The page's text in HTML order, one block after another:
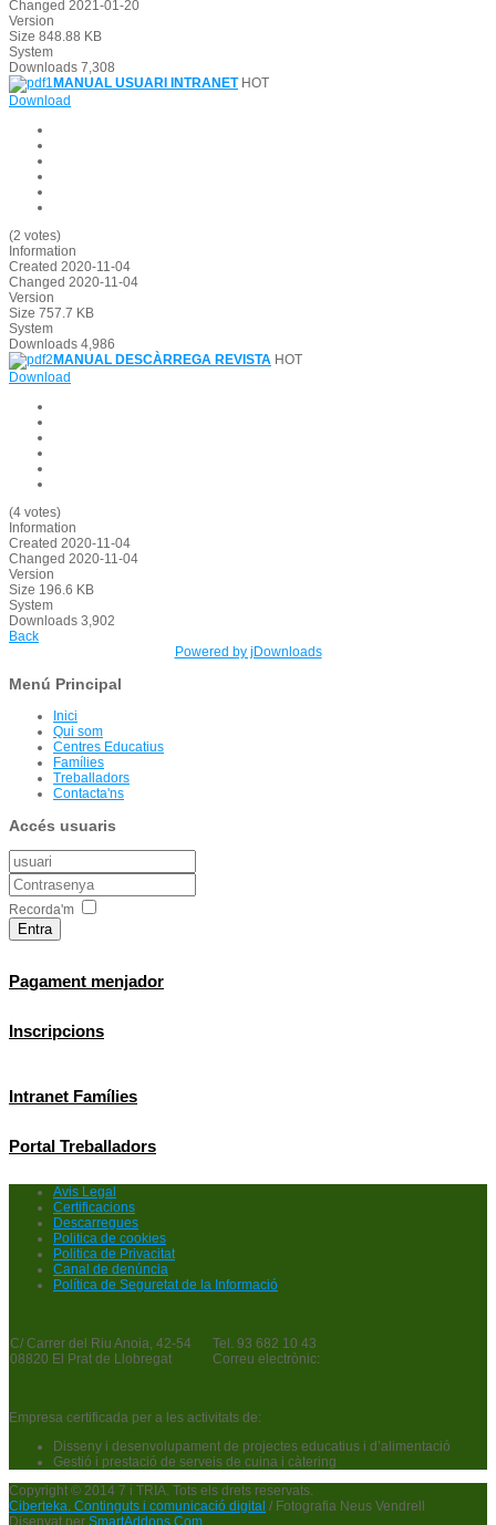
Changed 2021-01-20
Version
Size 848.88 KB
System
Downloads 7,308
MANUAL USUARI INTRANET HOT
Download
(2 votes)
Information
Created 2020-11-04
Changed 2020-11-04
Version
Size 757.7 KB
System
Downloads 4,986
MANUAL DESCÀRREGA REVISTA HOT
Download
(4 votes)
Information
Created 2020-11-04
Changed 2020-11-04
Version
Size 196.6 KB
System
Downloads 3,902
Back
Powered by jDownloads
Menú Principal
Inici
Qui som
Centres Educatius
Famílies
Treballadors
Contacta'ns
Accés usuaris
Recorda'm
Entra
Pagament menjador
Inscripcions
Intranet Famílies
Portal Treballadors
Avis Legal
Certificacions
Descarregues
Politica de cookies
Politica de Privacitat
Canal de denúncia
Política de Seguretat de la Informació
C/ Carrer del Riu Anoia, 42-54
08820 El Prat de Llobregat
Tel. 93 682 10 43
Correu electrònic:
Empresa certificada per a les activitats de:
Disseny i desenvolupament de projectes educatius i d’alimentació
Gestió i prestació de serveis de cuina i càtering
Copyright © 2014 7 i TRIA. Tots els drets reservats.
Ciberteka. Continguts i comunicació digital / Fotografia Neus Vendrell
Disenyat per SmartAddons.Com